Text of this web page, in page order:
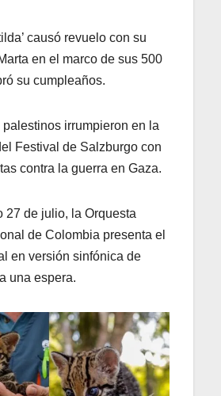
causó revuelo con su
en el marco de sus 500
su cumpleaños.
palestinos irrumpieron en la
Festival de Salzburgo con
contra la guerra en Gaza.
27 de julio, la Orquesta
de Colombia presenta el
en versión sinfónica de
una espera.